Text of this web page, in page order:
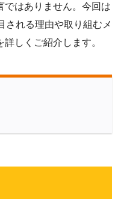
ではありません。今回は
される理由や取り組むメ
しくご紹介します。